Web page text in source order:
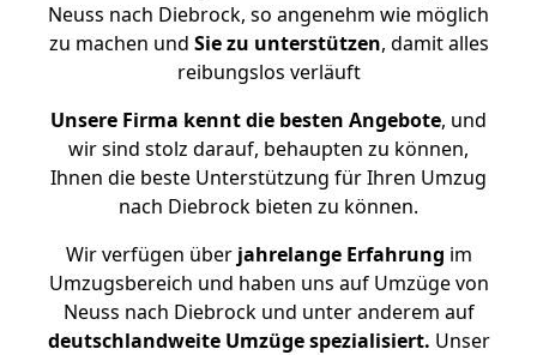
Neuss nach Diebrock, so angenehm wie möglich
zu machen und Sie zu unterstützen, damit alles
reibungslos verläuft
Unsere Firma kennt die besten Angebote, und
wir sind stolz darauf, behaupten zu können,
Ihnen die beste Unterstützung für Ihren Umzug
nach Diebrock bieten zu können.
Wir verfügen überjahrelange Erfahrung im
Umzugsbereich und haben uns auf Umzüge von
Neuss nach Diebrock und unter anderem auf
deutschlandweite Umzüge spezialisiert. Unser